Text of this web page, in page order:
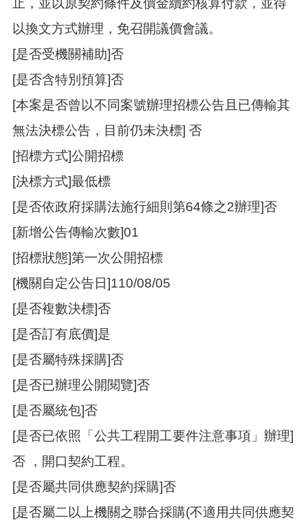
以換文方式辦理，免召開議價會議。
[是否受機關補助]否
[是否含特別預算]否
[本案是否曾以不同案號辦理招標公告且已傳輸其
無法決標公告，目前仍未決標] 否
[招標方式]公開招標
[決標方式]最低標
[是否依政府採購法施行細則第64條之2辦理]否
[新增公告傳輸次數]01
[招標狀態]第一次公開招標
[機關自定公告日]110/08/05
[是否複數決標]否
[是否訂有底價]是
[是否屬特殊採購]否
[是否已辦理公開閱覽]否
[是否屬統包]否
[是否已依照「公共工程開工要件注意事項」辦理]
否 ，開口契約工程。
[是否屬共同供應契約採購]否
[是否屬二以上機關之聯合採購(不適用共同供應契